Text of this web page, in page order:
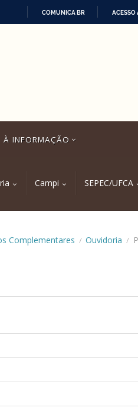
COMUNICA BR ACESSO
À INFORMAÇÃO
Campi SEPEC/UFCA
Complementares / Ouvidoria /